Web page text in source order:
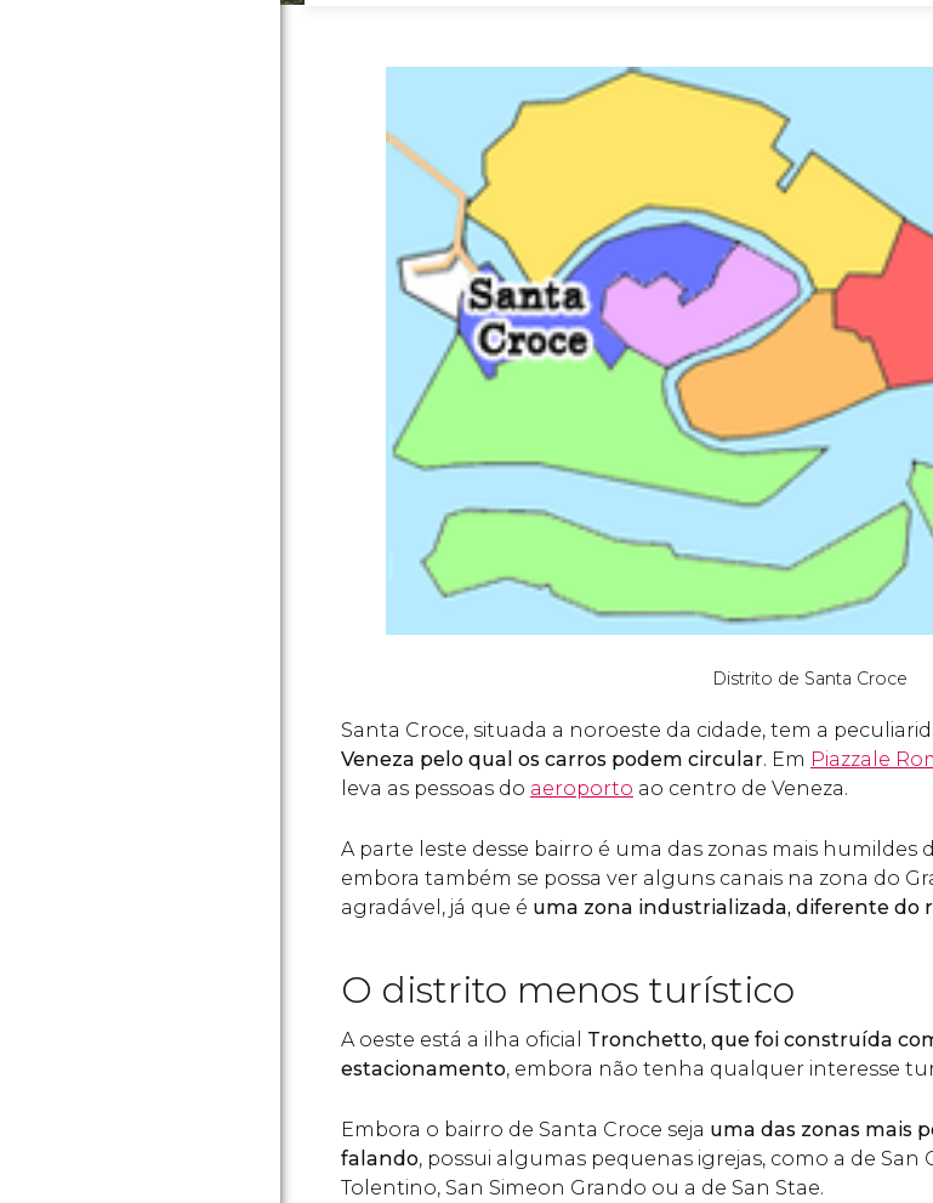
Distrito de Santa Croce
Santa Croce, situada a noroeste da cidade, tem a
Veneza pelo qual os carros podem circular. Em Piazzale
leva as pessoas do aeroporto ao centro de Veneza.
A parte leste desse bairro é uma das zonas mais humildes
embora também se possa ver alguns canais na zona do
agradável, já que é uma zona industrializada, diferente do
O distrito menos turístico
A oeste está a ilha oficial Tronchetto, que foi construída
estacionamento, embora não tenha qualquer interesse
Embora o bairro de Santa Croce seja uma das zonas mais
falando, possui algumas pequenas igrejas, como a de San
Tolentino, San Simeon Grando ou a de San Stae.